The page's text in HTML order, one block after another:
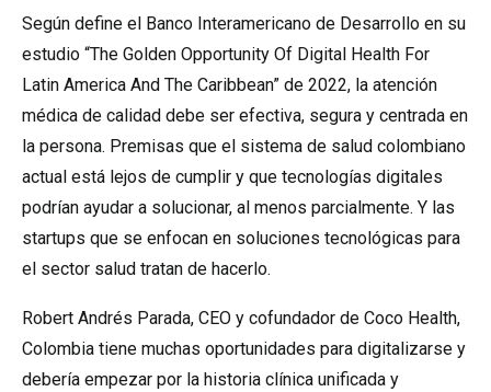
Según define el Banco Interamericano de Desarrollo en su
estudio “The Golden Opportunity Of Digital Health For
Latin America And The Caribbean” de 2022, la atención
médica de calidad debe ser efectiva, segura y centrada en
la persona. Premisas que el sistema de salud colombiano
actual está lejos de cumplir y que tecnologías digitales
podrían ayudar a solucionar, al menos parcialmente. Y las
startups que se enfocan en soluciones tecnológicas para
el sector salud tratan de hacerlo.
Robert Andrés Parada, CEO y cofundador de Coco Health,
Colombia tiene muchas oportunidades para digitalizarse y
debería empezar por la historia clínica unificada y